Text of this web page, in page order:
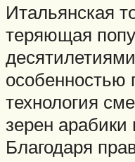
Итальянская
теряющая
особенностью
технология
зерен арабики
Благодаря